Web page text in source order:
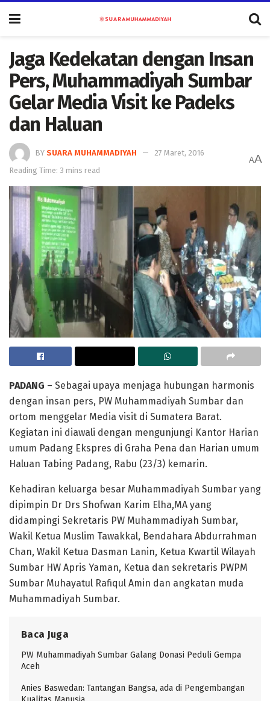
Jaga Kedekatan dengan Insan
Pers, Muhammadiyah Sumbar
Gelar Media Visit ke Padeks
dan Haluan
BY SUARA MUHAMMADIYAH
27 Maret, 2016
Reading Time: 3 mins read
AA
PADANG – Sebagai upaya menjaga hubungan harmonis
dengan insan pers, PW Muhammadiyah Sumbar dan
ortom menggelar Media visit di Sumatera Barat.
Kegiatan ini diawali dengan mengunjungi Kantor Harian
umum Padang Ekspres di Graha Pena dan Harian umum
Haluan Tabing Padang, Rabu (23/3) kemarin.
Kehadiran keluarga besar Muhammadiyah Sumbar yang
dipimpin Dr Drs Shofwan Karim Elha,MA yang
didampingi Sekretaris PW Muhammadiyah Sumbar,
Wakil Ketua Muslim Tawakkal, Bendahara Abdurrahman
Chan, Wakil Ketua Dasman Lanin, Ketua Kwartil Wilayah
Sumbar HW Apris Yaman, Ketua dan sekretaris PWPM
Sumbar Muhayatul Rafiqul Amin dan angkatan muda
Muhammadiyah Sumbar.
Baca Juga
PW Muhammadiyah Sumbar Galang Donasi Peduli Gempa
Aceh
Anies Baswedan: Tantangan Bangsa, ada di Pengembangan